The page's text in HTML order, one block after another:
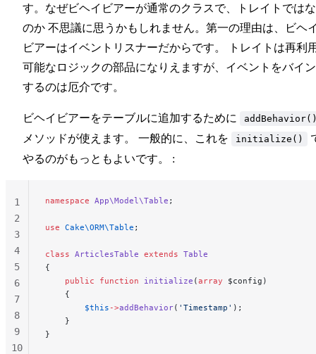
す。なぜビヘイビアーが通常のクラスで、トレイトでは
のか 不思議に思うかもしれません。第一の理由は、ビヘ
ビアーはイベントリスナーだからです。 トレイトは再利
可能なロジックの部品になりえますが、イベントをバイ
するのは厄介です。
ビヘイビアーをテーブルに追加するために
メソッドが使えます。 一般的に、これを initialize()
やるのがもっともよいです。 :
namespace App\Model\Table ;
use Cake\ORM\Table ;
class ArticlesTable extends Table
{
    public
function initialize (array $config)
    {
        $this
->addBehavior( 'Timestamp' );
    }
}
1
2
3
4
5
6
7
8
9
10